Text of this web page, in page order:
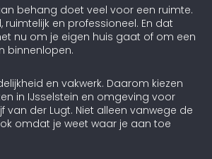
behang doet veel voor een ruimte.
ruimtelijk en professioneel. En dat
nu om je eigen huis gaat of om een
binnenlopen.
en vakwerk. Daarom kiezen
in IJsselstein en omgeving voor
van der Lugt. Niet alleen vanwege de
omdat je weet waar je aan toe